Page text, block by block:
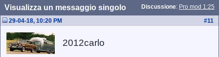
Discussione: Pro mod 1:25
Visualizza un messaggio singolo
#11
29-04-18, 10:20 PM
2012carlo